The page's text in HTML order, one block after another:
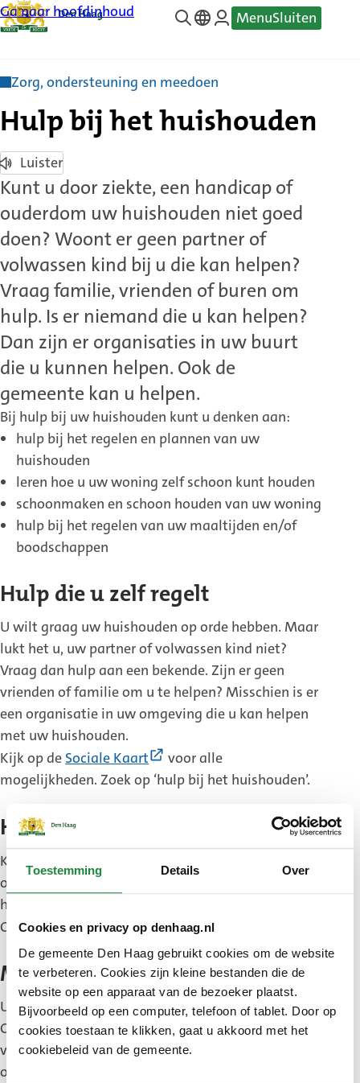
Toestemming Details Over
Cookies en privacy op denhaag.nl
De gemeente Den Haag gebruikt cookies om de website
te verbeteren. Cookies zijn kleine bestanden die de
website op een apparaat van de bezoeker plaatst.
Bijvoorbeeld op een computer, telefoon of tablet. Door op
cookies toestaan te klikken, gaat u akkoord met het
cookiebeleid van de gemeente.
Ga naar hoofdinhoud
—
MenuSluiten
Zorg, ondersteuning en meedoen
Hulp bij het huishouden
Luister
Kunt u door ziekte, een handicap of
ouderdom uw huishouden niet goed
doen? Woont er geen partner of
volwassen kind bij u die kan helpen?
Vraag familie, vrienden of buren om
hulp. Is er niemand die u kan helpen?
Dan zijn er organisaties in uw buurt
die u kunnen helpen. Ook de
gemeente kan u helpen.
Bij hulp bij uw huishouden kunt u denken aan:
hulp bij het regelen en plannen van uw
huishouden
leren hoe u uw woning zelf schoon kunt houden
schoonmaken en schoon houden van uw woning
hulp bij het regelen van uw maaltijden en/of
boodschappen
Hulp die u zelf regelt
U wilt graag uw huishouden op orde hebben. Maar
lukt het u, uw partner of volwassen kind niet?
Vraag dan hulp aan een bekende. Zijn er geen
vrienden of familie om u te helpen? Misschien is er
een organisatie in uw omgeving die u kan helpen
met uw huishouden.
Kijk op de Sociale Kaart
(Externe
link)
voor alle
mogelijkheden. Zoek op ‘hulp bij het huishouden’.
Hulp met boodschappen doen
Kijk op de
link)
organisaties en vrijwilligersinitiatieven die u
helpen bij het doen van uw boodschappen.
Of kijk op de websitewww.wijkz.nl/burenhulp
link)
Maaltijdondersteuning
U kunt maaltijden laten bezorgen of zelf afhalen.
Of gebruik de maaltijdvoorziening in het
verzorgingshuis in uw wijk of bij het buurthuis bij u
om de hoek.